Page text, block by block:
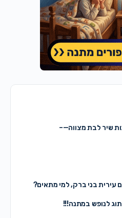
שיר לבת מצווה—–
עירית בני ברק, למי מתאים?
לנופש במתנה!!!